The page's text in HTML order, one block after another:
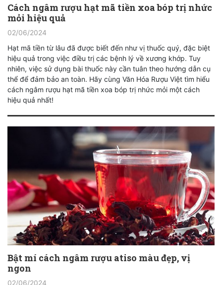
Cách ngâm rượu hạt mã tiền xoa bóp trị nhức
mỏi hiệu quả
02/06/2024
Hạt mã tiền từ lâu đã được biết đến như vị thuốc quý, đặc biệt
hiệu quả trong việc điều trị các bệnh lý về xương khớp. Tuy
nhiên, việc sử dụng bài thuốc này cần tuân theo hướng dẫn cụ
thể để đảm bảo an toàn. Hãy cùng Văn Hóa Rượu Việt tìm hiểu
cách ngâm rượu hạt mã tiền xoa bóp trị nhức mỏi một cách
hiệu quả nhất!
Bật mí cách ngâm rượu atiso màu đẹp, vị
ngon
02/06/2024